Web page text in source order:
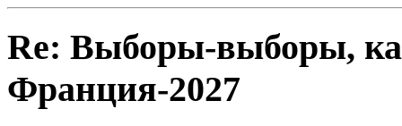
Re: Выборы-выборы,
Франция-2027